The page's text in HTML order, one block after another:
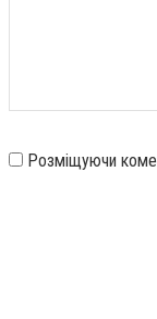
Розміщуючи